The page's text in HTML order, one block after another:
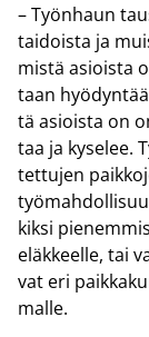
– Työn­haun
tai­dois­ta ja
mistä asiois­ta
taan
tä asiois­ta on
taa ja ky­se­lee.
tet­tu­jen
kik­si
eläk­keel­le, tai
vat eri
mal­le.